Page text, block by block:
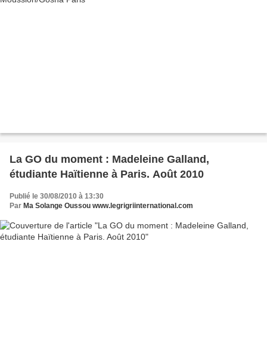
La GO du moment : Madeleine Galland,
étudiante Haïtienne à Paris. Août 2010
Publié le 30/08/2010 à 13:30
Par Ma Solange Oussou www.legrigriinternational.com